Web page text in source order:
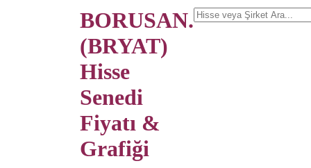
BORUSAN.
(BRYAT)
Hisse
Senedi
Fiyatı &
Grafiği